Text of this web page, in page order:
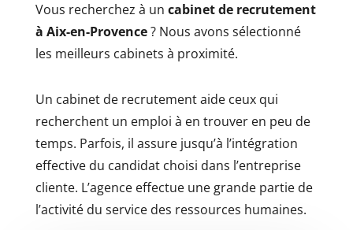
Vous recherchez à un cabinet de recrutement
à Aix-en-Provence? Nous avons sélectionné
les meilleurs cabinets à proximité.
Un cabinet de recrutement aide ceux qui
recherchent un emploi à en trouver en peu de
temps. Parfois, il assure jusqu’à l’intégration
effective du candidat choisi dans l’entreprise
cliente. L’agence effectue une grande partie de
l’activité du service des ressources humaines.